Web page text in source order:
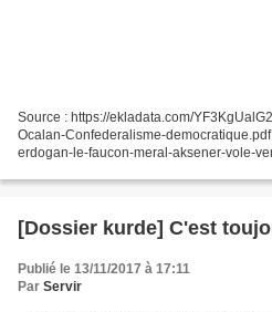
Source : https://ekladata.com/
Ocalan-Confederalisme-
erdogan-le-faucon-meral-aksener-vole-
[Dossier kurde] C'est
Publié le 13/11/2017 à 17:11
Par Servir